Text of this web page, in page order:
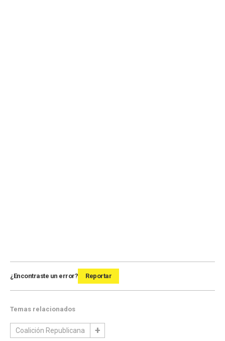
¿Encontraste un error? Reportar
Temas relacionados
Coalición Republicana